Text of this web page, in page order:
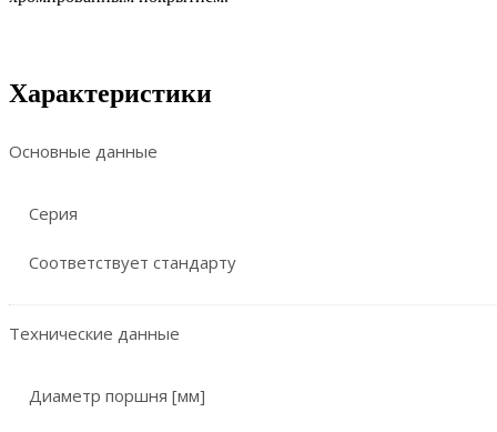
Характеристики
Основные данные
Серия
Соответствует стандарту
Технические данные
Диаметр поршня [мм]